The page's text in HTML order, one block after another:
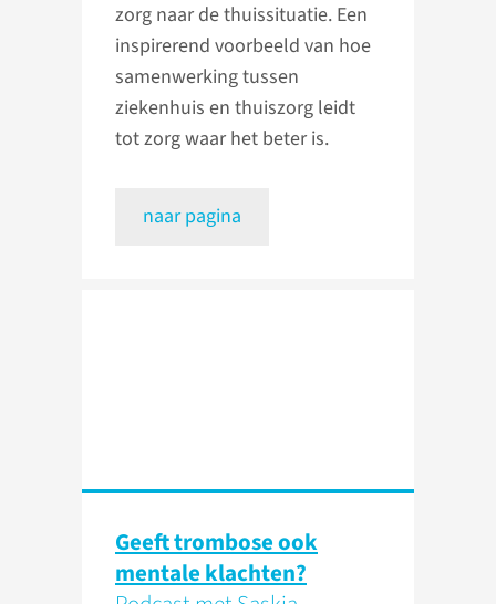
zorg naar de thuissituatie. Een
inspirerend voorbeeld van hoe
samenwerking tussen
ziekenhuis en thuiszorg leidt
tot zorg waar het beter is.
naar pagina
Geeft trombose ook
mentale klachten?